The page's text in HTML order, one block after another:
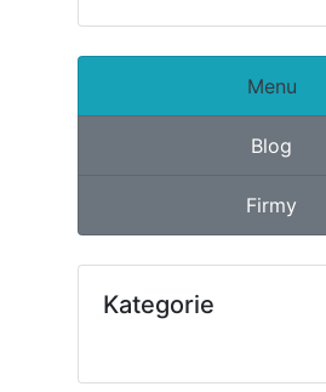
Menu
Blog
Firmy
Kategorie